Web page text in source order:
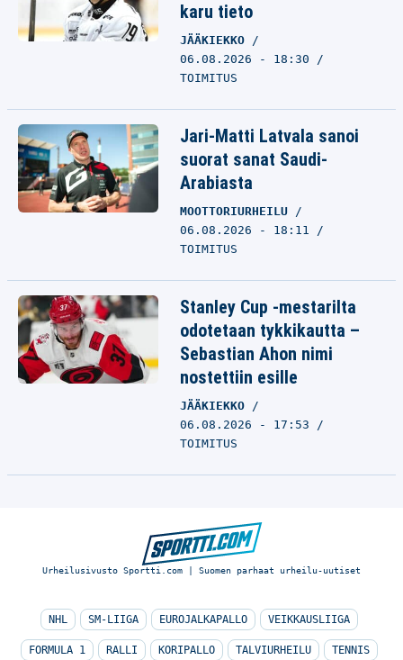
karu tieto
JÄÄKIEKKO
06.08.2026 - 18:30
TOIMITUS
Jari-Matti Latvala sanoi
suorat sanat Saudi-
Arabiasta
MOOTTORIURHEILU
06.08.2026 - 18:11
TOIMITUS
Stanley Cup -mestarilta
odotetaan tykkikautta –
Sebastian Ahon nimi
nostettiin esille
JÄÄKIEKKO
06.08.2026 - 17:53
TOIMITUS
Urheilusivusto Sportti.com | Suomen parhaat urheilu-uutiset
NHL SM-LIIGA EUROJALKAPALLO VEIKKAUSLIIGA
FORMULA 1 RALLI KORIPALLO TALVIURHEILU TENNIS